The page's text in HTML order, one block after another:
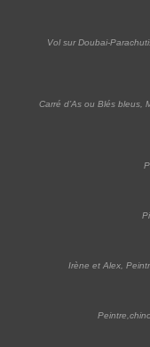
Vol sur Doubai-
Carré d’As ou Blés bleus,
Irène et Alex,